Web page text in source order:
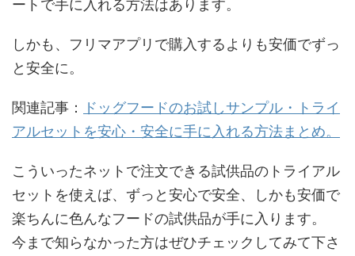
ートで手に入れる方法はあります。
しかも、フリマアプリで購入するよりも安価でずっ
と安全に。
関連記事：
ドッグフードのお試しサンプル・トライ
アルセットを安心・安全に手に入れる方法まとめ。
こういったネットで注文できる試供品のトライアル
セットを使えば、ずっと安心で安全、しかも安価で
楽ちんに色んなフードの試供品が手に入ります。
今まで知らなかった方はぜひチェックしてみて下さ